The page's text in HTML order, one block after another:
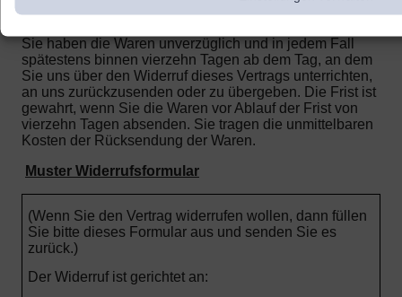
berechnet.
Sie haben die Waren unverzüglich und in jedem Fall
spätestens binnen vierzehn Tagen ab dem Tag, an dem
Sie uns über den Widerruf dieses Vertrags unterrichten,
an uns zurückzusenden oder zu übergeben. Die Frist ist
gewahrt, wenn Sie die Waren vor Ablauf der Frist von
vierzehn Tagen absenden. Sie tragen die unmittelbaren
Kosten der Rücksendung der Waren.
Muster Widerrufsformular
(Wenn Sie den Vertrag widerrufen wollen, dann füllen
Sie bitte dieses Formular aus und senden Sie es
zurück.)
Der Widerruf ist gerichtet an: